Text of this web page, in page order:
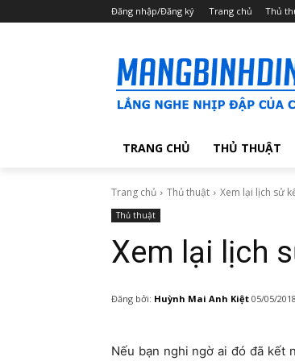
Đăng nhập/Đăng ký Trang chủ Thủ
TRANG CHỦ THỦ THUẬT
Trang chủ Thủ thuật Xem lại lịch sử
Thủ thuật
Xem lại lịch
Đăng bởi: Huỳnh Mai Anh Kiệt 05/05/2018
Nếu bạn nghi ngờ ai đó đã kết